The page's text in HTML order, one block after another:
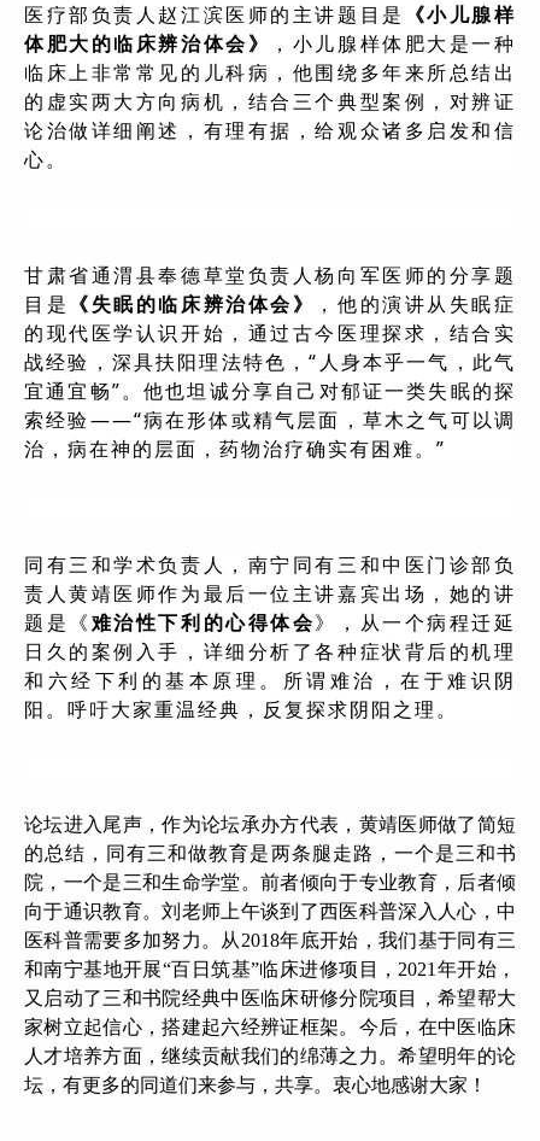
医疗部负责人赵江滨医师的主讲题目是 《小儿腺样
体肥大的临床辨治体会》
，小儿腺样体肥大是一种
临床上非常常见的儿科病，他围绕多年来所总结出
的虚实两大方向病机，结合三个典型案例，对辨证
论治做详细阐述，有理有据，给观众诸多启发和信
心。
甘肃省通渭县奉德草堂负责人杨向军医师的分享题
目是 《失眠的临床辨治体会》
，他的演讲从失眠症
的现代医学认识开始，通过古今医理探求，结合实
战经验，深具扶阳理法特色，“人身本乎一气，此气
宜通宜畅”。他也坦诚分享自己对郁证一类失眠的探
索经验——“病在形体或精气层面，草木之气可以调
治，病在神的层面，药物治疗确实有困难。”
同有三和学术负责人，南宁同有三和中医门诊部负
责人黄靖医师作为最后一位主讲嘉宾出场，她的讲
题是《难治性下利的心得体会》，从一个病程迁延
日久的案例入手，详细分析了各种症状背后的机理
和六经下利的基本原理。所谓难治，在于难识阴
阳。呼吁大家重温经典，反复探求阴阳之理。
论坛进入尾声，作为论坛承办方代表，黄靖医师做了简短
的总结，同有三和做教育是两条腿走路，一个是三和书
院，一个是三和生命学堂。前者倾向于专业教育，后者倾
向于通识教育。刘老师上午谈到了西医科普深入人心，中
医科普需要多加努力。从2018年底开始，我们基于同有三
和南宁基地开展“百日筑基”临床进修项目，2021年开始，
又启动了三和书院经典中医临床研修分院项目，希望帮大
家树立起信心，搭建起六经辨证框架。今后，在中医临床
人才培养方面，继续贡献我们的绵薄之力。希望明年的论
坛，有更多的同道们来参与，共享。衷心地感谢大家！